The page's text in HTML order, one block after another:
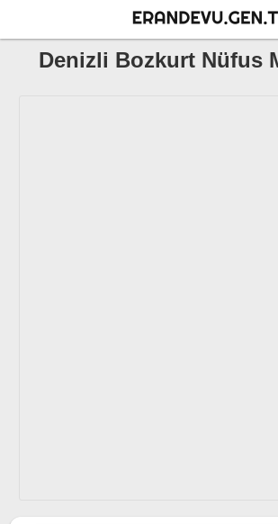
Denizli Bozkurt Nüfus